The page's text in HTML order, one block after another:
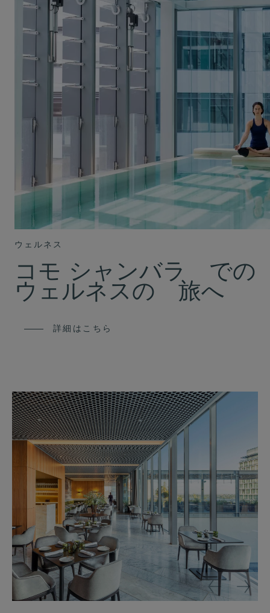
ウェルネス
コモ シャンバラ での
ウェルネスの 旅へ
詳細はこちら